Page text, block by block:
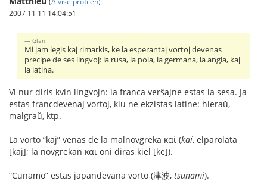
2007 11 11 14:04:51
Glan:
Mi jam legis kaj rimarkis, ke la esperantaj vortoj devenas
precipe de ses lingvoj: la rusa, la pola, la germana, la angla, kaj
la latina.
Vi nur diris kvin lingvojn: la franca verŝajne estas la sesa. Ja
estas francdevenaj vortoj, kiu ne ekzistas latine: hieraŭ,
malgraŭ, ktp.
La vorto “kaj” venas de la malnovgreka καί (kaí, elparolata
[kaj]; la novgrekan και oni diras kiel [ke]).
“Cunamo” estas japandevana vorto (津波, tsunami).